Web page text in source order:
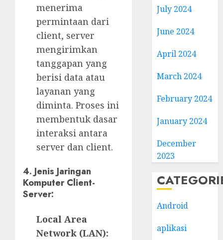
menerima
permintaan dari
client, server
mengirimkan
tanggapan yang
berisi data atau
layanan yang
diminta. Proses ini
membentuk dasar
interaksi antara
server dan client.
4. Jenis Jaringan
Komputer Client-
Server:
Local Area
Network (LAN):
July 2024
June 2024
April 2024
March 2024
February 2024
January 2024
December
2023
Android
aplikasi